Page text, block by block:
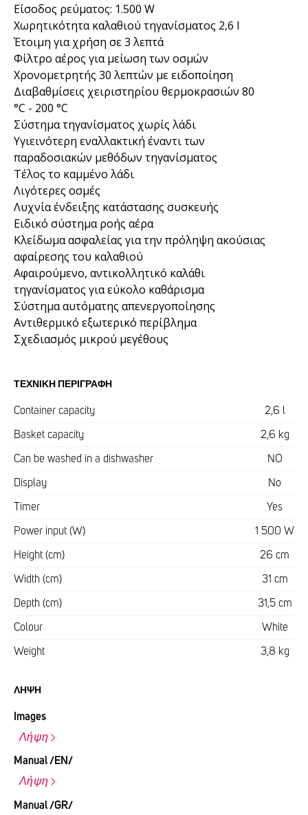
Είσοδος ρεύματος: 1.500 W
Χωρητικότητα καλαθιού τηγανίσματος 2,6 l
Έτοιμη για χρήση σε 3 λεπτά
Φίλτρο αέρος για μείωση των οσμών
Χρονομετρητής 30 λεπτών με ειδοποίηση
Διαβαθμίσεις χειριστηρίου θερμοκρασιών 80
°C - 200 °C
Σύστημα τηγανίσματος χωρίς λάδι
Υγιεινότερη εναλλακτική έναντι των
παραδοσιακών μεθόδων τηγανίσματος
Τέλος το καμμένο λάδι
Λιγότερες οσμές
Λυχνία ένδειξης κατάστασης συσκευής
Ειδικό σύστημα ροής αέρα
Κλείδωμα ασφαλείας για την πρόληψη ακούσιας
αφαίρεσης του καλαθιού
Αφαιρούμενο, αντικολλητικό καλάθι
τηγανίσματος για εύκολο καθάρισμα
Σύστημα αυτόματης απενεργοποίησης
Αντιθερμικό εξωτερικό περίβλημα
Σχεδιασμός μικρού μεγέθους
ΤΕΧΝΙΚΉ ΠΕΡΙΓΡΑΦΉ
Container capacity 2,6 l
Basket capacity 2,6 kg
Can be washed in a dishwasher NO
Display No
Timer Yes
Power input (W) 1 500 W
Height (cm) 26 cm
Width (cm) 31 cm
Depth (cm) 31,5 cm
Colour White
Weight 3,8 kg
ΛΉΨΗ
Images
Λήψη
Manual /EN/
Λήψη
Manual /GR/